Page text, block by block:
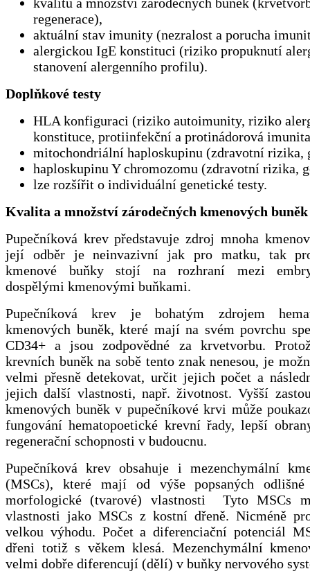
regenerace),
aktuální stav imunity (nezralost a porucha
alergickou IgE konstituci (riziko propuknutí
stanovení alergenního profilu).
Doplňkové testy
HLA konfiguraci (riziko autoimunity, riziko
konstituce, protiinfekční a protinádorová
mitochondriální haploskupinu (zdravotní rizika,
haploskupinu Y chromozomu (zdravotní rizika,
lze rozšířit o individuální genetické testy.
Kvalita a množství zárodečných kmenových buněk
Pupečníková krev představuje zdroj mnoha
její odběr je neinvazivní jak pro matku, tak
kmenové buňky stojí na rozhraní mezi
dospělými kmenovými buňkami.
Pupečníková krev je bohatým zdrojem
kmenových buněk, které mají na svém povrchu
CD34+ a jsou zodpovědné za krvetvorbu.
krevních buněk na sobě tento znak nenesou, je
velmi přesně detekovat, určit jejich počet a
jejich další vlastnosti, např. životnost. Vyšší
kmenových buněk v pupečníkové krvi může
fungování hematopoetické krevní řady, lepší
regenerační schopnosti v budoucnu.
Pupečníková krev obsahuje i mezenchymální
(MSCs), které mají od výše popsaných
morfologické (tvarové) vlastnosti Tyto MSCs
vlastnosti jako MSCs z kostní dřeně. Nicméně
velkou výhodu. Počet a diferenciační potenciál
dřeni totiž s věkem klesá. Mezenchymální
velmi dobře diferencují (dělí) v buňky nervového